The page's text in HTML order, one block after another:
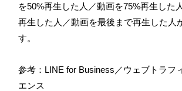
を50%再生した人／動画を75%再生した
再生した人／動画を最後まで再生した人
す。
参考：LINE for Business／ウェブトラフ
エンス